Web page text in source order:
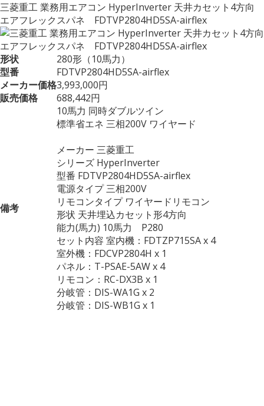
三菱重工 業務用エアコン HyperInverter 天井カセット4方向
エアフレックスパネ FDTVP2804HD5SA-airflex
形状
280形（10馬力）
型番
FDTVP2804HD5SA-airflex
メーカー価格3,993,000円
販売価格
688,442円
備考
10馬力 同時ダブルツイン
標準省エネ 三相200V ワイヤード
メーカー 三菱重工
シリーズ HyperInverter
型番 FDTVP2804HD5SA-airflex
電源タイプ 三相200V
リモコンタイプ ワイヤードリモコン
形状 天井埋込カセット形4方向
能力(馬力) 10馬力 P280
セット内容 室内機：FDTZP715SA x 4
室外機：FDCVP2804H x 1
パネル：T-PSAE-5AW x 4
リモコン：RC-DX3B x 1
分岐管：DIS-WA1G x 2
分岐管：DIS-WB1G x 1